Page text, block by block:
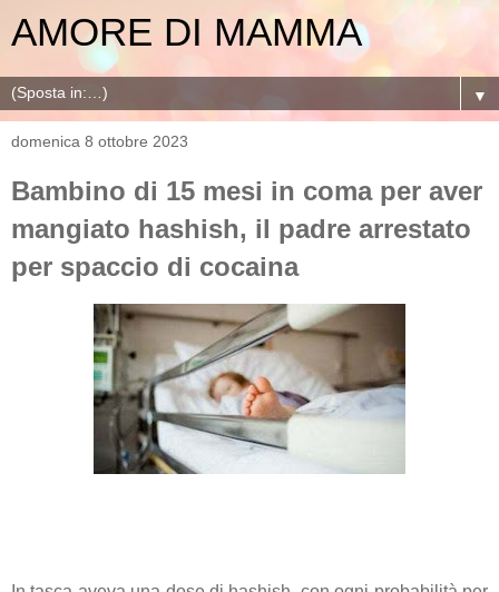
AMORE DI MAMMA
▼
domenica 8 ottobre 2023
Bambino di 15 mesi in coma per aver
mangiato hashish, il padre arrestato
per spaccio di cocaina